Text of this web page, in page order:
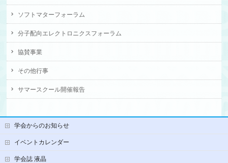
ソフトマターフォーラム
分子配向エレクトロニクスフォーラム
協賛事業
その他行事
サマースクール開催報告
学会からのお知らせ
イベントカレンダー
学会誌 液晶